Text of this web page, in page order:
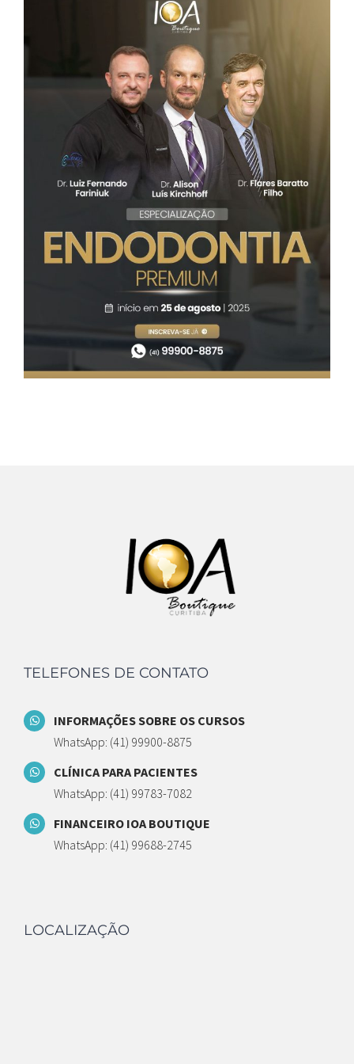
TELEFONES DE CONTATO
INFORMAÇÕES SOBRE OS CURSOS
WhatsApp: (41) 99900-8875
CLÍNICA PARA PACIENTES
WhatsApp: (41) 99783-7082
FINANCEIRO IOA BOUTIQUE
WhatsApp: (41) 99688-2745
LOCALIZAÇÃO